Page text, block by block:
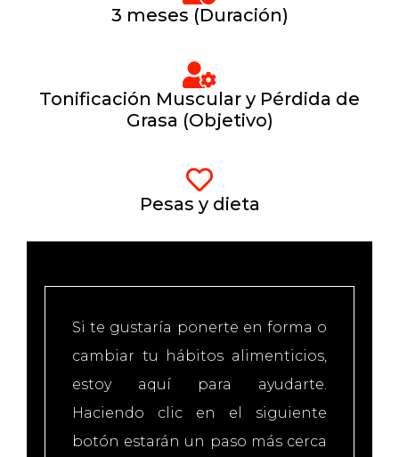
3 meses (Duración)
Tonificación Muscular y Pérdida de
Grasa (Objetivo)
Pesas y dieta
Si te gustaría ponerte en forma o
cambiar tu hábitos alimenticios,
estoy aquí para ayudarte.
Haciendo clic en el siguiente
botón estarán un paso más cerca